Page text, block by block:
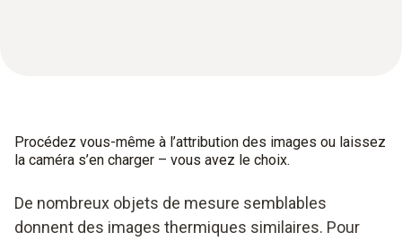
Procédez vous-même à l’attribution des images ou laissez
la caméra s’en charger – vous avez le choix.
De nombreux objets de mesure semblables
donnent des images thermiques similaires. Pour